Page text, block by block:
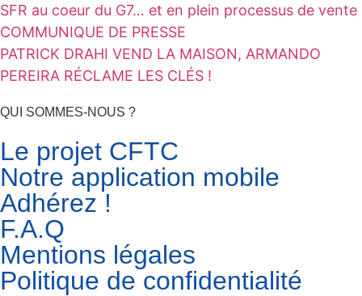
SFR au coeur du G7… et en plein processus de vente
COMMUNIQUE DE PRESSE
PATRICK DRAHI VEND LA MAISON, ARMANDO
PEREIRA RÉCLAME LES CLÉS !
QUI SOMMES-NOUS ?
Le projet CFTC
Notre application mobile
Adhérez !
F.A.Q
Mentions légales
Politique de confidentialité